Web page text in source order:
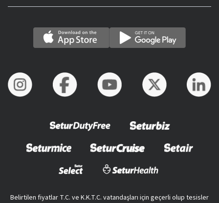
Belirtilen fiyatlar T.C. ve K.K.T.C. vatandaşları için geçerli olup tesisler